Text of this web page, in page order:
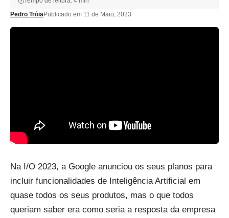
Pedro TróiaPublicado em 11 de Maio, 2023
Na I/O 2023, a Google anunciou os seus planos para
incluir funcionalidades de Inteligência Artificial em
quase todos os seus produtos, mas o que todos
queriam saber era como seria a resposta da empresa